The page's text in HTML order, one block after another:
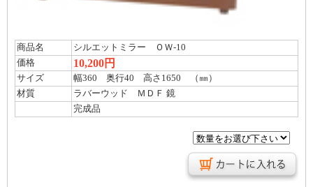
商品名
シルエットミラー ＯＷ-10
価格
10,200円
サイズ
幅360 奥行40 高さ1650 （㎜）
材質
ラバーウッド ＭＤＦ 鏡
完成品